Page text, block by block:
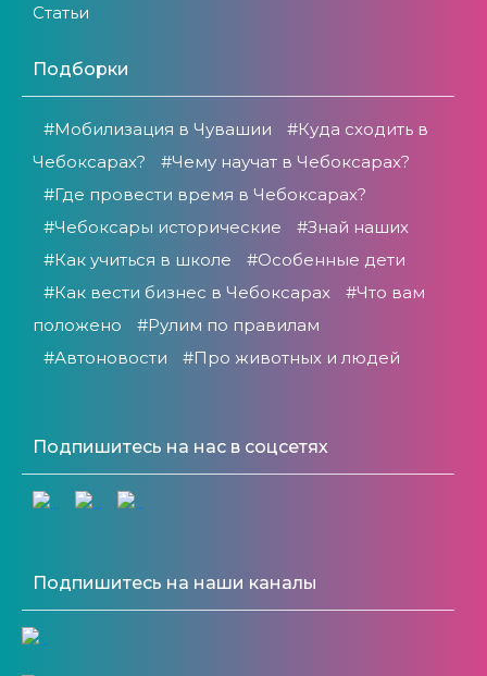
Статьи
Подборки
#Мобилизация в Чувашии
#Куда сходить в
Чебоксарах?
#Чему научат в Чебоксарах?
#Где провести время в Чебоксарах?
#Чебоксары исторические
#Знай наших
#Как учиться в школе
#Особенные дети
#Как вести бизнес в Чебоксарах
#Что вам
положено
#Рулим по правилам
#Автоновости
#Про животных и людей
Подпишитесь на нас в соцсетях
Подпишитесь на наши каналы